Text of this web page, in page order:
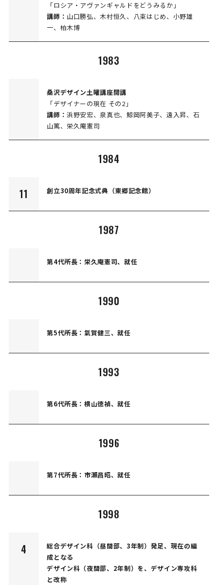
「ロシア・アヴァンギャルドをどうみるか」
講師： 山口勝弘、木村恒久、八束はじめ、小野雄
一、柏木博
1983
桑沢デザイン土曜講座開講
「デザイナーの現在 その2」
講師：浜野安宏、泉真也、鯨岡阿美子、遠入昇、石
山篤、栄久庵憲司
1984
11 創立30周年記念式典（東郷記念館）
1987
第4代所長：栄久庵憲司、就任
1990
第5代所長：氣賀健三、就任
1993
第6代所長：横山徳禎、就任
1996
第7代所長：市瀬昌昭、就任
1998
4
総合デザイン科（昼間部、3年制）発足、現在の編
成となる
デザイン科（夜間部、2年制）を、デザイン専攻科
と改称